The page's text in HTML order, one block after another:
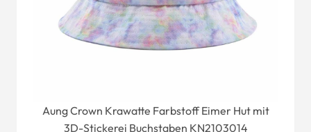
Aung Crown Krawatte Farbstoff Eimer Hut mit
3D-Stickerei Buchstaben KN2103014